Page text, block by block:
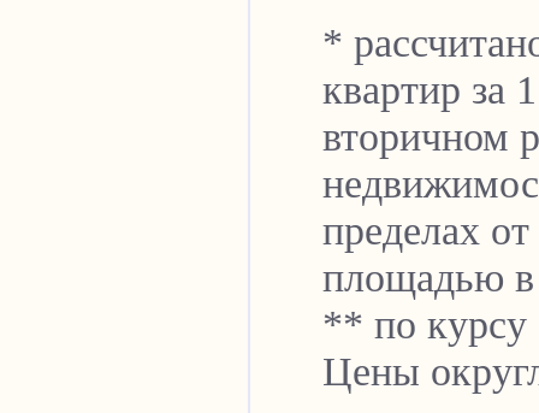
*
квартир за
вторичном
пределах
площадью в
** по
Цены